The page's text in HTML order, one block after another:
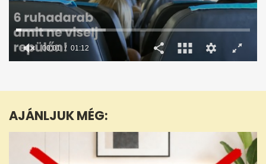
1
12
seconds
00:02 01:12
AJÁNLJUK MÉG: